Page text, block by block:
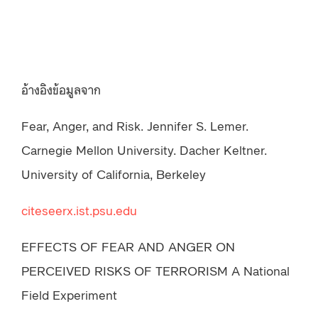
อ้างอิงข้อมูลจาก
Fear, Anger, and Risk. Jennifer S. Lemer.
Carnegie Mellon University. Dacher Keltner.
University of California, Berkeley
citeseerx.ist.psu.edu
EFFECTS OF FEAR AND ANGER ON
PERCEIVED RISKS OF TERRORISM A National
Field Experiment